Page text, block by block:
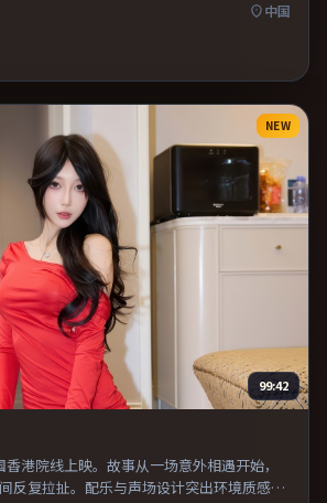
中国
NEW
99:42
港院线上映。故事从一场意外相遇开始，
反复拉扯。配乐与声场设计突出环境质感，